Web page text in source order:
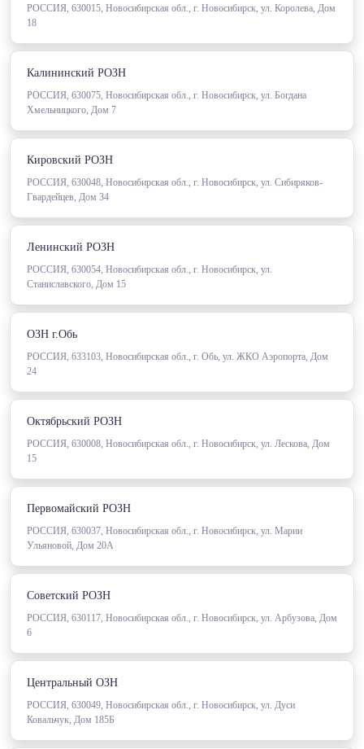
РОССИЯ, 630015, Новосибирская обл., г. Новосибирск, ул. Королева, Дом
18
Калининский РОЗН
РОССИЯ, 630075, Новосибирская обл., г. Новосибирск, ул. Богдана
Хмельницкого, Дом 7
Кировский РОЗН
РОССИЯ, 630048, Новосибирская обл., г. Новосибирск, ул. Сибиряков-
Гвардейцев, Дом 34
Ленинский РОЗН
РОССИЯ, 630054, Новосибирская обл., г. Новосибирск, ул.
Станиславского, Дом 15
ОЗН г.Обь
РОССИЯ, 633103, Новосибирская обл., г. Обь, ул. ЖКО Аэропорта, Дом
24
Октябрьский РОЗН
РОССИЯ, 630008, Новосибирская обл., г. Новосибирск, ул. Лескова, Дом
15
Первомайский РОЗН
РОССИЯ, 630037, Новосибирская обл., г. Новосибирск, ул. Марии
Ульяновой, Дом 20А
Советский РОЗН
РОССИЯ, 630117, Новосибирская обл., г. Новосибирск, ул. Арбузова, Дом
6
Центральный ОЗН
РОССИЯ, 630049, Новосибирская обл., г. Новосибирск, ул. Дуси
Ковальчук, Дом 185Б